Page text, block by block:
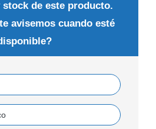
stock de este producto.
avisemos cuando esté